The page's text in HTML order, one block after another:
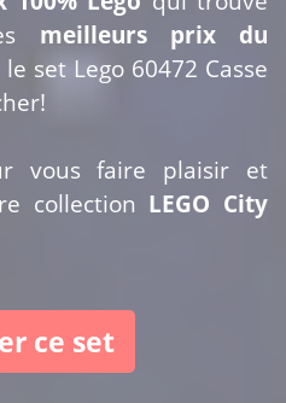
meilleurs prix du
set Lego 60472 Casse
vous faire plaisir et
collection LEGO City
ce set